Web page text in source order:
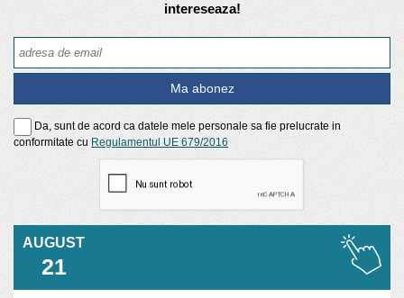
intereseaza!
Da, sunt de acord ca datele mele personale sa fie prelucrate in
conformitate cu Regulamentul UE 679/2016
AUGUST
21